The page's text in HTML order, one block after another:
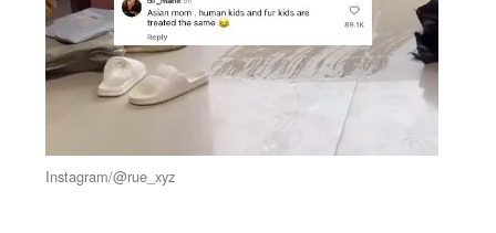
Instagram/@rue_xyz